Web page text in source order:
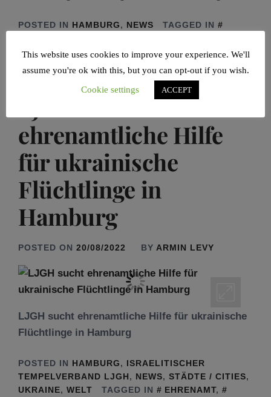
POSTED IN HAMBURG, NEWS
TAGGED IN
ehrenamtliche Hilfe
für ukrainische
Flüchtlinge in
Hamburg
POSTED ON 20/08/2022 BY ARMIN LEVY
LJGH sucht ehrenamtliche Hilfe für ukrainische
Flüchtlinge in Hamburg
POSTED IN HAMBURG, ISRAELITISCHER
TEMPELVERBAND LJGH, NEWS, STÄDTE / CITIES,
UKRAINE, WELT TAGGED IN EHRENAMT,
This website uses cookies to improve your experience. We'll
assume you're ok with this, but you can opt-out if you wish.
Cookie settings
ACCEPT